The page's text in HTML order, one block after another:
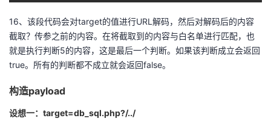
16、该段代码会对target的值进行URL解码，然后对解码后的内容
截取？传参之前的内容。在将截取到的内容与白名单进行匹配，也
就是执行判断5的内容，这是最后一个判断。如果该判断成立会返回
true。所有的判断都不成立就会返回false。
构造payload
设想一：target=db_sql.php?/../